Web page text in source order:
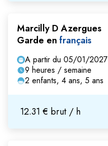
Marcilly D Azergues
Garde en français
A partir du 05/01/2027
9 heures / semaine
2 enfants, 4 ans, 5 ans
12.31 € brut / h